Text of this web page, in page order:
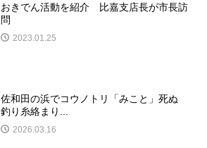
おきでん活動を紹介 比嘉支店長が市長訪
問
2023.01.25
佐和田の浜でコウノトリ「みこと」死ぬ
釣り糸絡まり...
2026.03.16